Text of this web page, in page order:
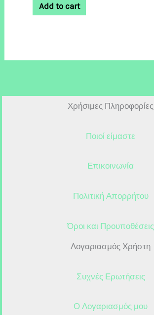
Add to cart
Χρήσιμες Πληροφορίες
Ποιοί είμαστε
Επικοινωνία
Πολιτική Απορρήτου
Όροι και Προυποθέσεις
Λογαριασμός Χρήστη
Συχνές Ερωτήσεις
Ο Λογαριασμός μου